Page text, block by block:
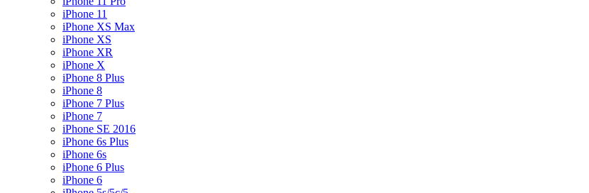
iPhone 11
iPhone XS Max
iPhone XS
iPhone XR
iPhone X
iPhone 8 Plus
iPhone 8
iPhone 7 Plus
iPhone 7
iPhone SE 2016
iPhone 6s Plus
iPhone 6s
iPhone 6 Plus
iPhone 6